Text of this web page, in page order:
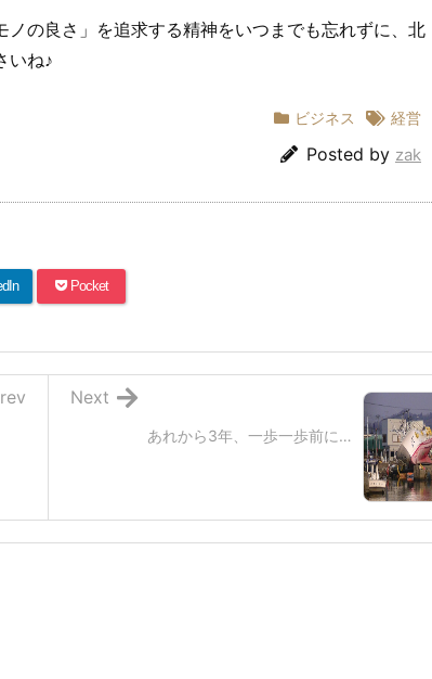
ノの良さ」を追求する精神をいつまでも忘れずに、北
いね♪
ビジネス 経営
Posted by zak
Pocket
あれから3年、一歩一歩前に…
Next